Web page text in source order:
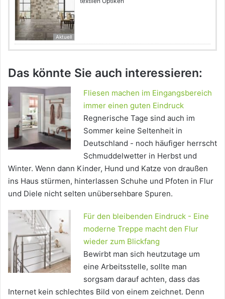
Aktuell
Das könnte Sie auch interessieren:
Fliesen machen im Eingangsbereich
immer einen guten Eindruck
Regnerische Tage sind auch im
Sommer keine Seltenheit in
Deutschland - noch häufiger herrscht
Schmuddelwetter in Herbst und
Winter. Wenn dann Kinder, Hund und Katze von draußen
ins Haus stürmen, hinterlassen Schuhe und Pfoten in Flur
und Diele nicht selten unübersehbare Spuren.
Für den bleibenden Eindruck - Eine
moderne Treppe macht den Flur
wieder zum Blickfang
Bewirbt man sich heutzutage um
eine Arbeitsstelle, sollte man
sorgsam darauf achten, dass das
Internet kein schlechtes Bild von einem zeichnet. Denn